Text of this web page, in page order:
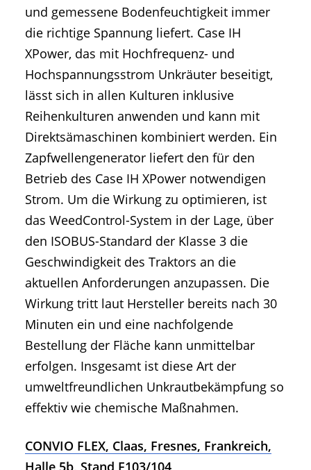
und gemessene Bodenfeuchtigkeit immer
die richtige Spannung liefert. Case IH
XPower, das mit Hochfrequenz- und
Hochspannungsstrom Unkräuter beseitigt,
lässt sich in allen Kulturen inklusive
Reihenkulturen anwenden und kann mit
Direktsämaschinen kombiniert werden. Ein
Zapfwellengenerator liefert den für den
Betrieb des Case IH XPower notwendigen
Strom. Um die Wirkung zu optimieren, ist
das WeedControl-System in der Lage, über
den ISOBUS-Standard der Klasse 3 die
Geschwindigkeit des Traktors an die
aktuellen Anforderungen anzupassen. Die
Wirkung tritt laut Hersteller bereits nach 30
Minuten ein und eine nachfolgende
Bestellung der Fläche kann unmittelbar
erfolgen. Insgesamt ist diese Art der
umweltfreundlichen Unkrautbekämpfung so
effektiv wie chemische Maßnahmen.
CONVIO FLEX, Claas, Fresnes, Frankreich,
Halle 5b, Stand F103/104